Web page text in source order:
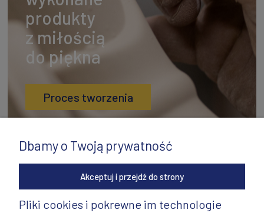
produkty
z miłością
do piękna
Proces tworzenia
Dbamy o Twoją prywatność
Akceptuj i przejdź do strony
Pliki cookies i pokrewne im technologie